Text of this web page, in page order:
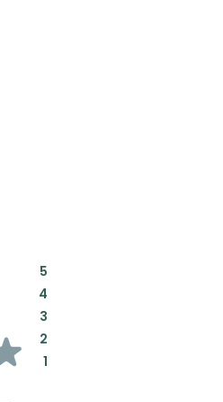
5:
4:
3:
2:
1: